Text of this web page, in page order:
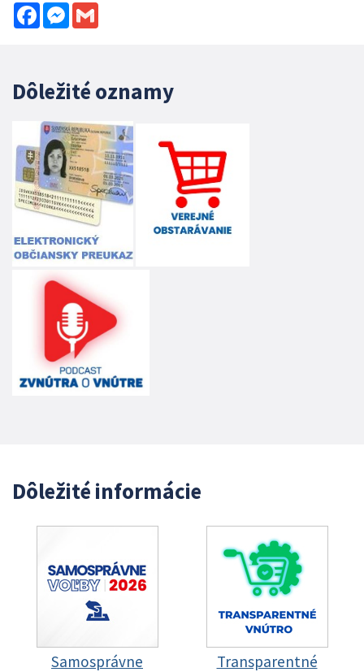
FacebookMessenger
Dôležité oznamy
Dôležité informácie
Samosprávne
Transparentné